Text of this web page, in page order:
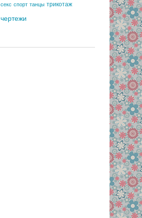
секс спорт танцы трикотаж
чертежи